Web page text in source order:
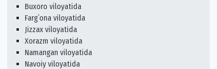
Buxoro viloyatida
Fargʻona viloyatida
Jizzax viloyatida
Xorazm viloyatida
Namangan viloyatida
Navoiy viloyatida